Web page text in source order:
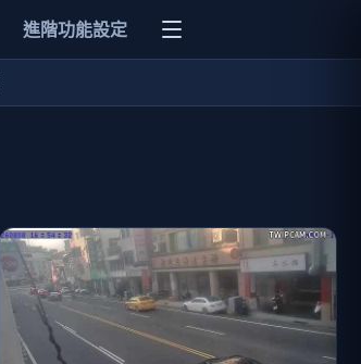
進階功能設定